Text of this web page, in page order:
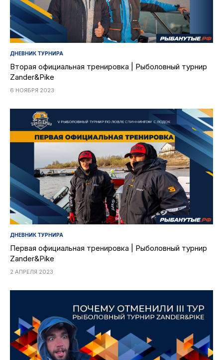
ДНЕВНИК ТУРНИРА
Вторая официальная тренировка | Рыболовный турнир
Zander&Pike
6 НОЯБРЯ 2023
ДНЕВНИК ТУРНИРА
Первая официальная тренировка | Рыболовный турнир
Zander&Pike
2 АПРЕЛЯ 2023